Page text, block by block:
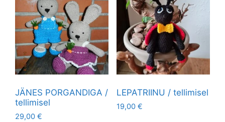
JÄNES PORGANDIGA /
tellimisel
29,00 €
LEPATRIINU / tellimisel
19,00 €